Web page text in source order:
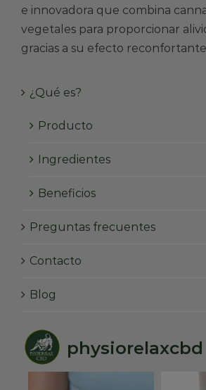
e innovadora que combina
vegetales para proporcionar
gracias a su efecto
¿Qué es?
Producto
Ingredientes
Beneficios
Preguntas frecuentes
Contacto
Blog
physiorelaxcbd